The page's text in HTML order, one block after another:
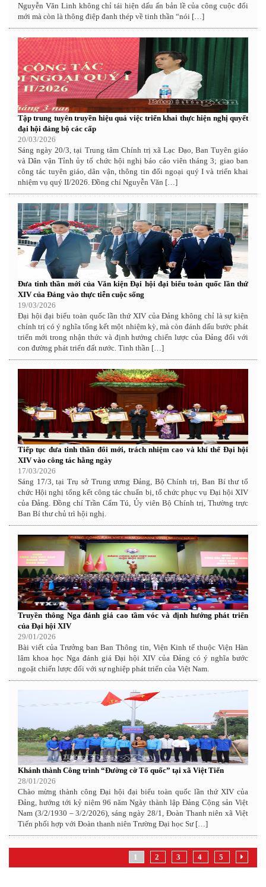
Nguyễn Văn Linh không chỉ tái hiện dấu ấn bản lề của công cuộc đổi
mới mà còn là thông điệp đanh thép về tinh thần “nói […]
Tập trung tuyên truyền hiệu quả việc triển khai thực hiện nghị quyết
đại hội đảng bộ các cấp
20/03/2026
Sáng ngày 20/3, tại Trung tâm Chính trị xã Lạc Đạo, Ban Tuyên giáo
và Dân vận Tỉnh ủy tổ chức hội nghị báo cáo viên tháng 3; giao ban
công tác tuyên giáo, dân vận, thông tin đối ngoại quý I và triển khai
nhiệm vụ quý II/2026. Đồng chí Nguyễn Văn […]
Đưa tinh thần mới của Văn kiện Đại hội đại biểu toàn quốc lần thứ
XIV của Đảng vào thực tiễn cuộc sống
19/03/2026
Đại hội đại biểu toàn quốc lần thứ XIV của Đảng không chỉ là sự kiện
chính trị có ý nghĩa tổng kết một nhiệm kỳ, mà còn đánh dấu bước phát
triển mới trong nhận thức và định hướng chiến lược của Đảng đối với
con đường phát triển đất nước. Tinh thần […]
Tiếp tục đưa tinh thần đổi mới, trách nhiệm cao và khí thế Đại hội
XIV vào công tác hằng ngày
17/03/2026
Sáng 17/3, tại Trụ sở Trung ương Đảng, Bộ Chính trị, Ban Bí thư tổ
chức Hội nghị tổng kết công tác chuẩn bị, tổ chức phục vụ Đại hội XIV
của Đảng. Đồng chí Trần Cẩm Tú, Ủy viên Bộ Chính trị, Thường trực
Ban Bí thư chủ trì hội nghị.
Truyền thông Nga đánh giá cao tầm vóc và định hướng phát triển
của Đại hội XIV
29/01/2026
Bài viết của Trưởng ban Ban Thông tin, Viện Kinh tế thuộc Viện Hàn
lâm khoa học Nga đánh giá Đại hội XIV của Đảng có ý nghĩa bước
ngoặt chiến lược đối với sự nghiệp phát triển của Việt Nam.
Khánh thành Công trình “Đường cờ Tổ quốc” tại xã Việt Tiến
28/01/2026
Chào mừng thành công Đại hội đại biểu toàn quốc lần thứ XIV của
Đảng, hướng tới kỷ niệm 96 năm Ngày thành lập Đảng Cộng sản Việt
Nam (3/2/1930 – 3/2/2026), sáng ngày 28/1, Đoàn Thanh niên xã Việt
Tiến phối hợp với Đoàn thanh niên Trường Đại học Sư […]
1 2 3 4 5